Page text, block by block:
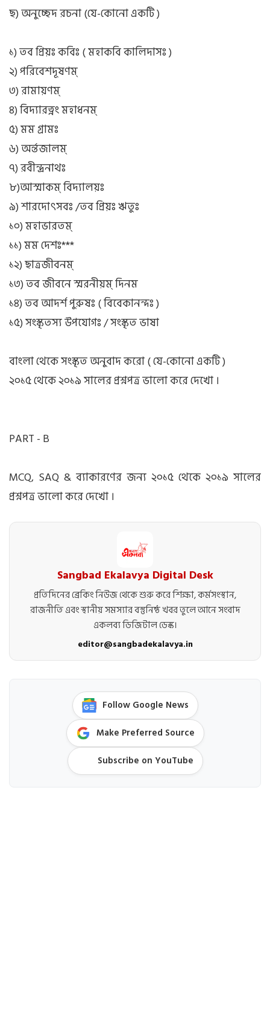
ছ) অনুচ্ছেদ রচনা (যে-কোনো একটি )
১) তব প্রিয়ঃ কবিঃ ( মহাকবি কালিদাসঃ )
২) পরিবেশদূষণম্
৩) রামায়ণম্
৪) বিদ্যারত্নং মহাধনম্
৫) মম গ্রামঃ
৬) অর্ন্তজালম্
৭) রবীন্দ্রনাথঃ
৮)আস্মাকম্ বিদ্যালয়ঃ
৯) শারদোৎসবঃ /তব প্রিয়ঃ ঋতুঃ
১০) মহাভারতম্
১১) মম দেশঃ***
১২) ছাত্রজীবনম্
১৩) তব জীবনে স্মরনীয়ম্ দিনম
১৪) তব আদর্শ পুরুষঃ ( বিবেকানন্দঃ )
১৫) সংস্কৃতস্য উপযোগঃ / সংস্কৃত ভাষা
বাংলা থেকে সংস্কৃত অনুবাদ করো ( যে-কোনো একটি )
২০১৫ থেকে ২০১৯ সালের প্রশ্নপত্র ভালো করে দেখো ।
PART - B
MCQ, SAQ & ব্যাকারণের জন্য ২০১৫ থেকে ২০১৯ সালের
প্রশ্নপত্র ভালো করে দেখো ।
Sangbad Ekalavya Digital Desk
প্রতিদিনের ব্রেকিং নিউজ থেকে শুরু করে শিক্ষা, কর্মসংস্থান,
রাজনীতি এবং স্থানীয় সমস্যার বস্তুনিষ্ঠ খবর তুলে আনে সংবাদ
একলব্য ডিজিটাল ডেস্ক।
editor@sangbadekalavya.in
Follow Google News
Make Preferred Source
Subscribe on YouTube